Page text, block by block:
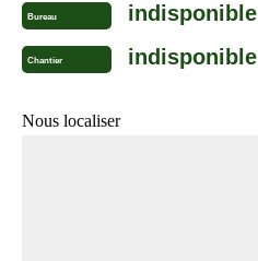
Bureau indisponible
Chantier indisponible
Nous localiser